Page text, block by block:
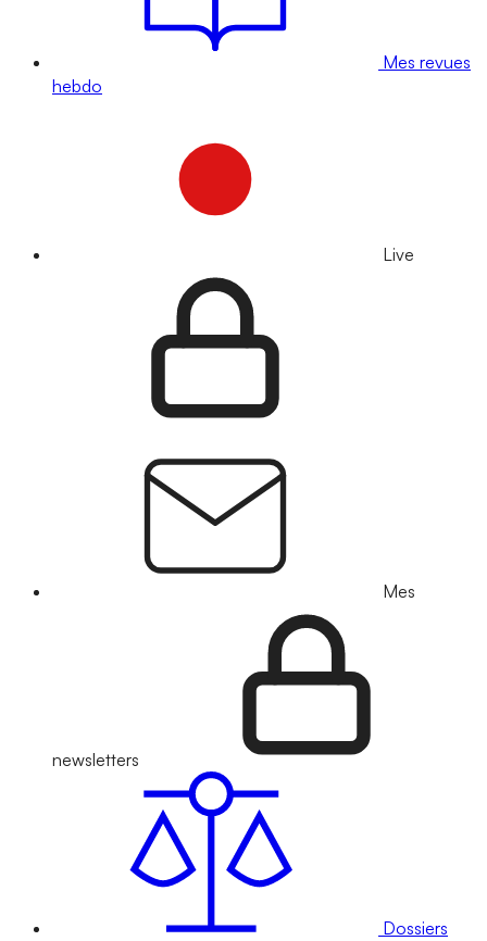
Mes revues
hebdo
Live
Mes
newsletters
Dossiers